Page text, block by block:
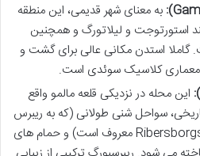
به معنای شهر قدیمی، این منطقه
استورتوجت و لیلاتورگ و همچنین
گاملا استدن مکانی عالی برای گشت و
معماری کلاسیک سوئدی است.
این محله در نزدیکی قلعه مالمو واقع
سواحل شنی طولانی (که به ریبرس
بورگ استراند Ribersborgsstranden معروف است) و حمام های